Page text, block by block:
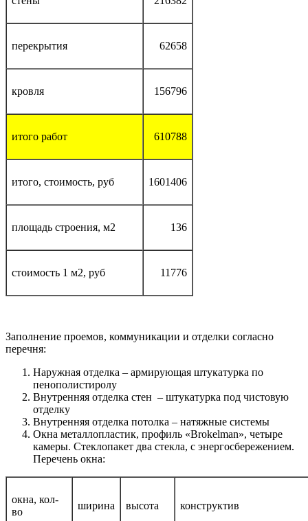
перекрытия 62658
кровля 156796
итого работ 610788
итого, стоимость, руб 1601406
площадь строения, м2 136
стоимость 1 м2, руб 11776
Заполнение проемов, коммуникации и отделки согласно
перечня:
Наружная отделка – армирующая штукатурка по
пенополистиролу
Внутренняя отделка стен – штукатурка под чистовую
отделку
Внутренняя отделка потолка – натяжные системы
Окна металлопластик, профиль «Brokelman», четыре
камеры. Стеклопакет два стекла, с энергосбережением.
Перечень окна:
окна, кол-
во
ширина высота конструктив